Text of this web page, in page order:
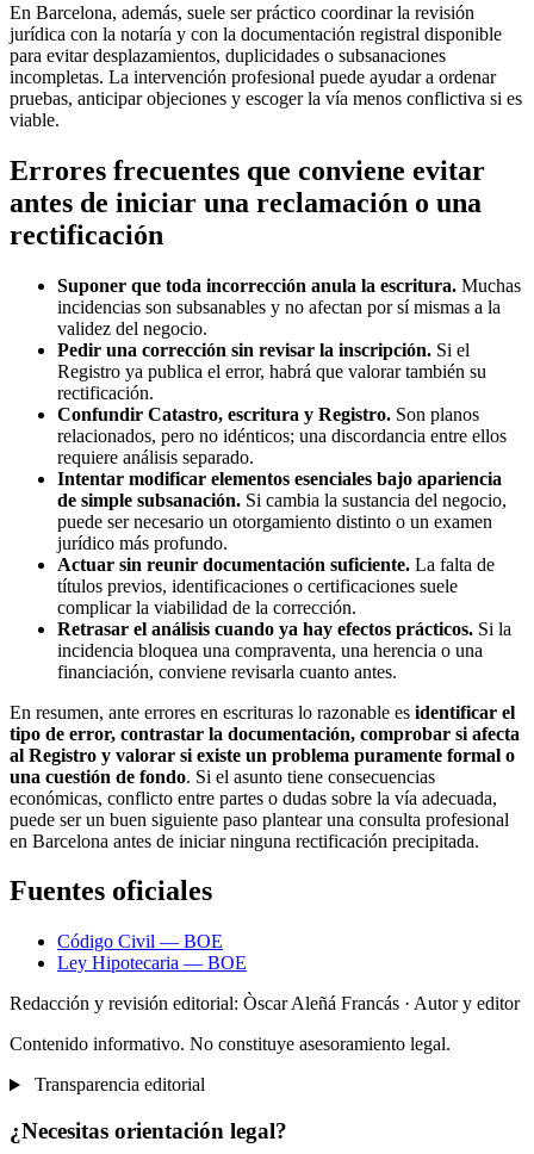
En Barcelona, además, suele ser práctico coordinar la revisión
jurídica con la notaría y con la documentación registral disponible
para evitar desplazamientos, duplicidades o subsanaciones
incompletas. La intervención profesional puede ayudar a ordenar
pruebas, anticipar objeciones y escoger la vía menos conflictiva si es
viable.
Errores frecuentes que conviene evitar
antes de iniciar una reclamación o una
rectificación
Suponer que toda incorrección anula la escritura. Muchas
incidencias son subsanables y no afectan por sí mismas a la
validez del negocio.
Pedir una corrección sin revisar la inscripción. Si el
Registro ya publica el error, habrá que valorar también su
rectificación.
Confundir Catastro, escritura y Registro. Son planos
relacionados, pero no idénticos; una discordancia entre ellos
requiere análisis separado.
Intentar modificar elementos esenciales bajo apariencia
de simple subsanación. Si cambia la sustancia del negocio,
puede ser necesario un otorgamiento distinto o un examen
jurídico más profundo.
Actuar sin reunir documentación suficiente. La falta de
títulos previos, identificaciones o certificaciones suele
complicar la viabilidad de la corrección.
Retrasar el análisis cuando ya hay efectos prácticos. Si la
incidencia bloquea una compraventa, una herencia o una
financiación, conviene revisarla cuanto antes.
En resumen, ante errores en escrituras lo razonable es identificar el
tipo de error, contrastar la documentación, comprobar si afecta
al Registro y valorar si existe un problema puramente formal o
una cuestión de fondo. Si el asunto tiene consecuencias
económicas, conflicto entre partes o dudas sobre la vía adecuada,
puede ser un buen siguiente paso plantear una consulta profesional
en Barcelona antes de iniciar ninguna rectificación precipitada.
Fuentes oficiales
Código Civil — BOE
Ley Hipotecaria — BOE
Redacción y revisión editorial: Òscar Aleñá Francás · Autor y editor
Contenido informativo. No constituye asesoramiento legal.
Transparencia editorial
¿Necesitas orientación legal?